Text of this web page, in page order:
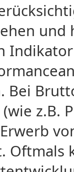
Bei
z.B.
Oftmals